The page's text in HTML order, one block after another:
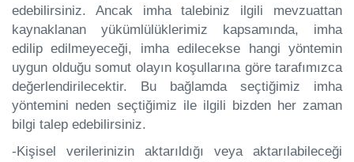
edebilirsiniz. Ancak imha talebiniz ilgili mevzuattan
kaynaklanan yükümlülüklerimiz kapsamında, imha
edilip edilmeyeceği, imha edilecekse hangi yöntemin
uygun olduğu somut olayın koşullarına göre tarafımızca
değerlendirilecektir. Bu bağlamda seçtiğimiz imha
yöntemini neden seçtiğimiz ile ilgili bizden her zaman
bilgi talep edebilirsiniz.
-Kişisel verilerinizin aktarıldığı veya aktarılabileceği